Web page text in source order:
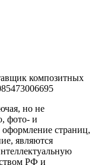
композитных
но не
фото- и
страниц,
являются
РФ и